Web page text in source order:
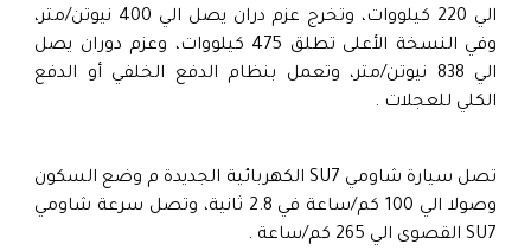
الي 220 كيلووات، وتخرج عزم دران يصل الي 400 نيوتن/متر،
وفي النسخة الأعلى تطلق 475 كيلووات، وعزم دوران يصل
الي 838 نيوتن/متر، وتعمل بنظام الدفع الخلفي أو الدفع
الكلي للعجلات .
تصل سيارة شاومي SU7 الكهربائية الجديدة م وضع السكون
وصولا الي 100 كم/ساعة في 2.8 ثانية، وتصل سرعة شاومي
SU7 القصوى الي 265 كم/ساعة .